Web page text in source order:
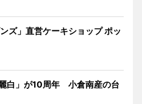
ズ」直営ケーキショップ ポッ
白」が10周年 小倉南産の台